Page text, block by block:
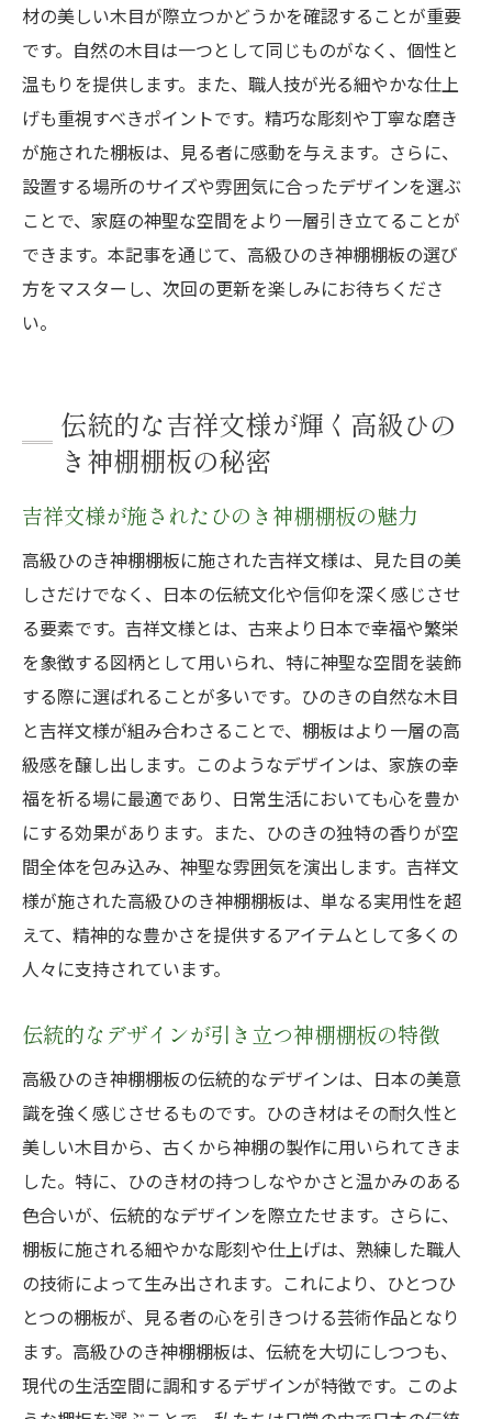
材の美しい木目が際立つかどうかを確認することが重要
です。自然の木目は一つとして同じものがなく、個性と
温もりを提供します。また、職人技が光る細やかな仕上
げも重視すべきポイントです。精巧な彫刻や丁寧な磨き
が施された棚板は、見る者に感動を与えます。さらに、
設置する場所のサイズや雰囲気に合ったデザインを選ぶ
ことで、家庭の神聖な空間をより一層引き立てることが
できます。本記事を通じて、高級ひのき神棚棚板の選び
方をマスターし、次回の更新を楽しみにお待ちくださ
い。
伝統的な吉祥文様が輝く高級ひの
き神棚棚板の秘密
吉祥文様が施されたひのき神棚棚板の魅力
高級ひのき神棚棚板に施された吉祥文様は、見た目の美
しさだけでなく、日本の伝統文化や信仰を深く感じさせ
る要素です。吉祥文様とは、古来より日本で幸福や繁栄
を象徴する図柄として用いられ、特に神聖な空間を装飾
する際に選ばれることが多いです。ひのきの自然な木目
と吉祥文様が組み合わさることで、棚板はより一層の高
級感を醸し出します。このようなデザインは、家族の幸
福を祈る場に最適であり、日常生活においても心を豊か
にする効果があります。また、ひのきの独特の香りが空
間全体を包み込み、神聖な雰囲気を演出します。吉祥文
様が施された高級ひのき神棚棚板は、単なる実用性を超
えて、精神的な豊かさを提供するアイテムとして多くの
人々に支持されています。
伝統的なデザインが引き立つ神棚棚板の特徴
高級ひのき神棚棚板の伝統的なデザインは、日本の美意
識を強く感じさせるものです。ひのき材はその耐久性と
美しい木目から、古くから神棚の製作に用いられてきま
した。特に、ひのき材の持つしなやかさと温かみのある
色合いが、伝統的なデザインを際立たせます。さらに、
棚板に施される細やかな彫刻や仕上げは、熟練した職人
の技術によって生み出されます。これにより、ひとつひ
とつの棚板が、見る者の心を引きつける芸術作品となり
ます。高級ひのき神棚棚板は、伝統を大切にしつつも、
現代の生活空間に調和するデザインが特徴です。このよ